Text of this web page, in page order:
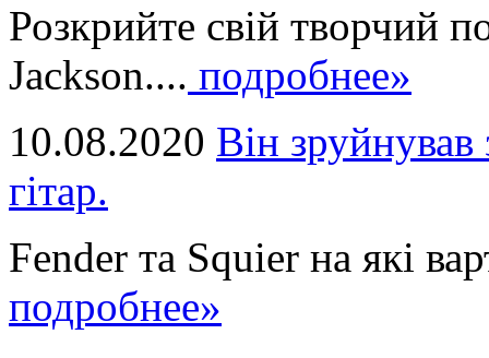
Розкрийте свій творчий
Jackson.... подробнее»
10.08.2020 Він
гітар.
Fender та Squier на які
подробнее»